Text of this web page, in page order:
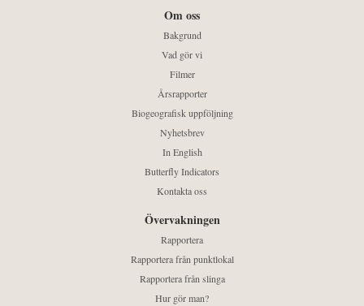
Om oss
Bakgrund
Vad gör vi
Filmer
Årsrapporter
Biogeografisk uppföljning
Nyhetsbrev
In English
Butterfly Indicators
Kontakta oss
Övervakningen
Rapportera
Rapportera från punktlokal
Rapportera från slinga
Hur gör man?